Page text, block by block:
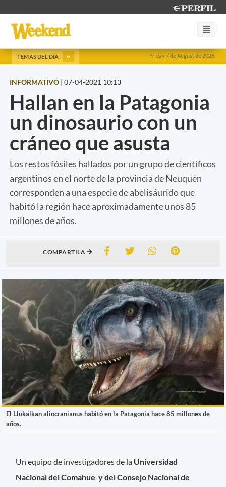
Friday 7 de August de 2026
TEMAS DEL DÍA
INFORMATIVO | 07-04-2021 10:13
Hallan en la Patagonia
un dinosaurio con un
cráneo que asusta
Los restos fósiles hallados por un grupo de científicos
argentinos en el norte de la provincia de Neuquén
corresponden a una especie de abelisáurido que
habitó la región hace aproximadamente unos 85
millones de años.
COMPARTILA
El Llukalkan aliocranianus habitó en la Patagonia hace 85 millones de
años.
Un equipo de investigadores de la Universidad
Nacional del Comahue y del Consejo Nacional de